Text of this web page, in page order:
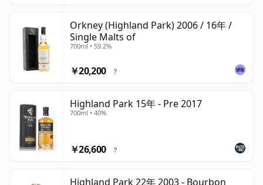
Orkney (Highland Park) 2006 / 16年 /
Single Malts of
700ml • 59.2%
￥20,200 ?
Highland Park 15年 - Pre 2017
700ml • 40%
￥26,600 ?
Highland Park 22年 2003 - Bourbon